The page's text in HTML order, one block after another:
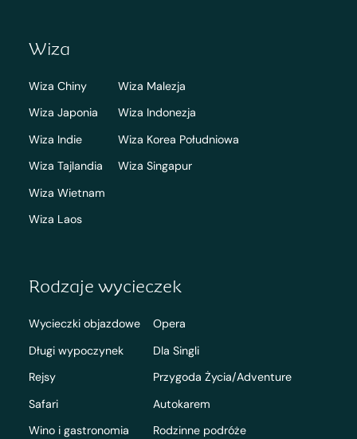
Wiza
Wiza Chiny
Wiza Japonia
Wiza Indie
Wiza Tajlandia
Wiza Wietnam
Wiza Laos
Wiza Malezja
Wiza Indonezja
Wiza Korea Południowa
Wiza Singapur
Rodzaje wycieczek
Wycieczki objazdowe
Długi wypoczynek
Rejsy
Safari
Wino i gastronomia
Opera
Dla Singli
Przygoda Życia/Adventure
Autokarem
Rodzinne podróże